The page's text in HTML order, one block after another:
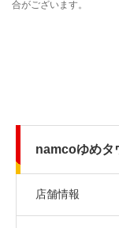
namcoゆめタ
店舗情報